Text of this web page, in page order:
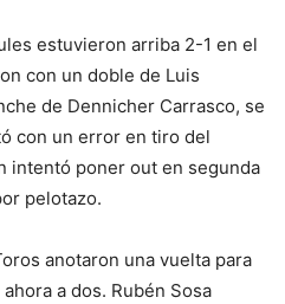
estuvieron arriba 2-1 en el
con un doble de Luis
de Dennicher Carrasco, se
con un error en tiro del
intentó poner out en segunda
pelotazo.
anotaron una vuelta para
a dos. Rubén Sosa